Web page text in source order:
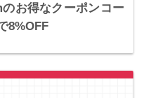
のお得なクーポンコー
8%OFF